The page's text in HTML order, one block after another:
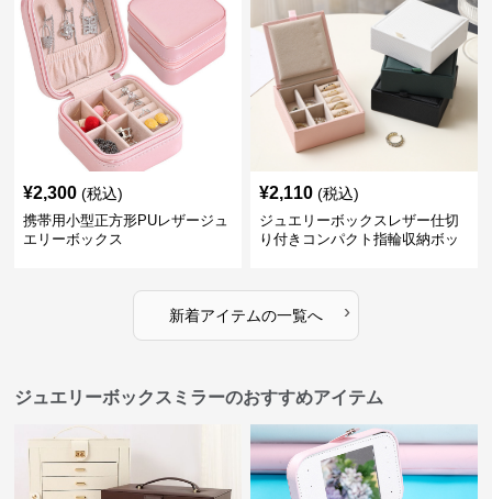
¥2,300 (税込)
携帯用小型正方形PUレザージュ
エリーボックス
¥2,110 (税込)
ジュエリーボックスレザー仕切
り付きコンパクト指輪収納ボッ
新着アイテムの一覧へ ›
ジュエリーボックスミラーのおすすめアイテム